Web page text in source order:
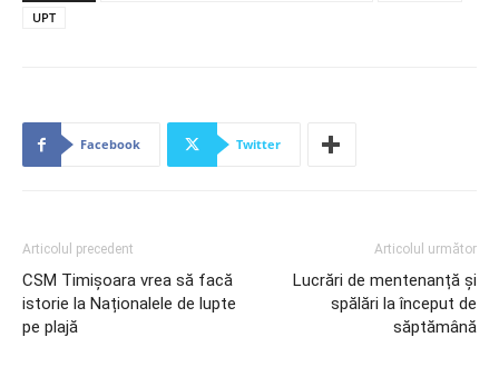
UPT
Facebook Twitter
Articolul precedent
CSM Timișoara vrea să facă
istorie la Naționalele de lupte
pe plajă
Articolul următor
Lucrări de mentenanță și
spălări la început de
săptămână